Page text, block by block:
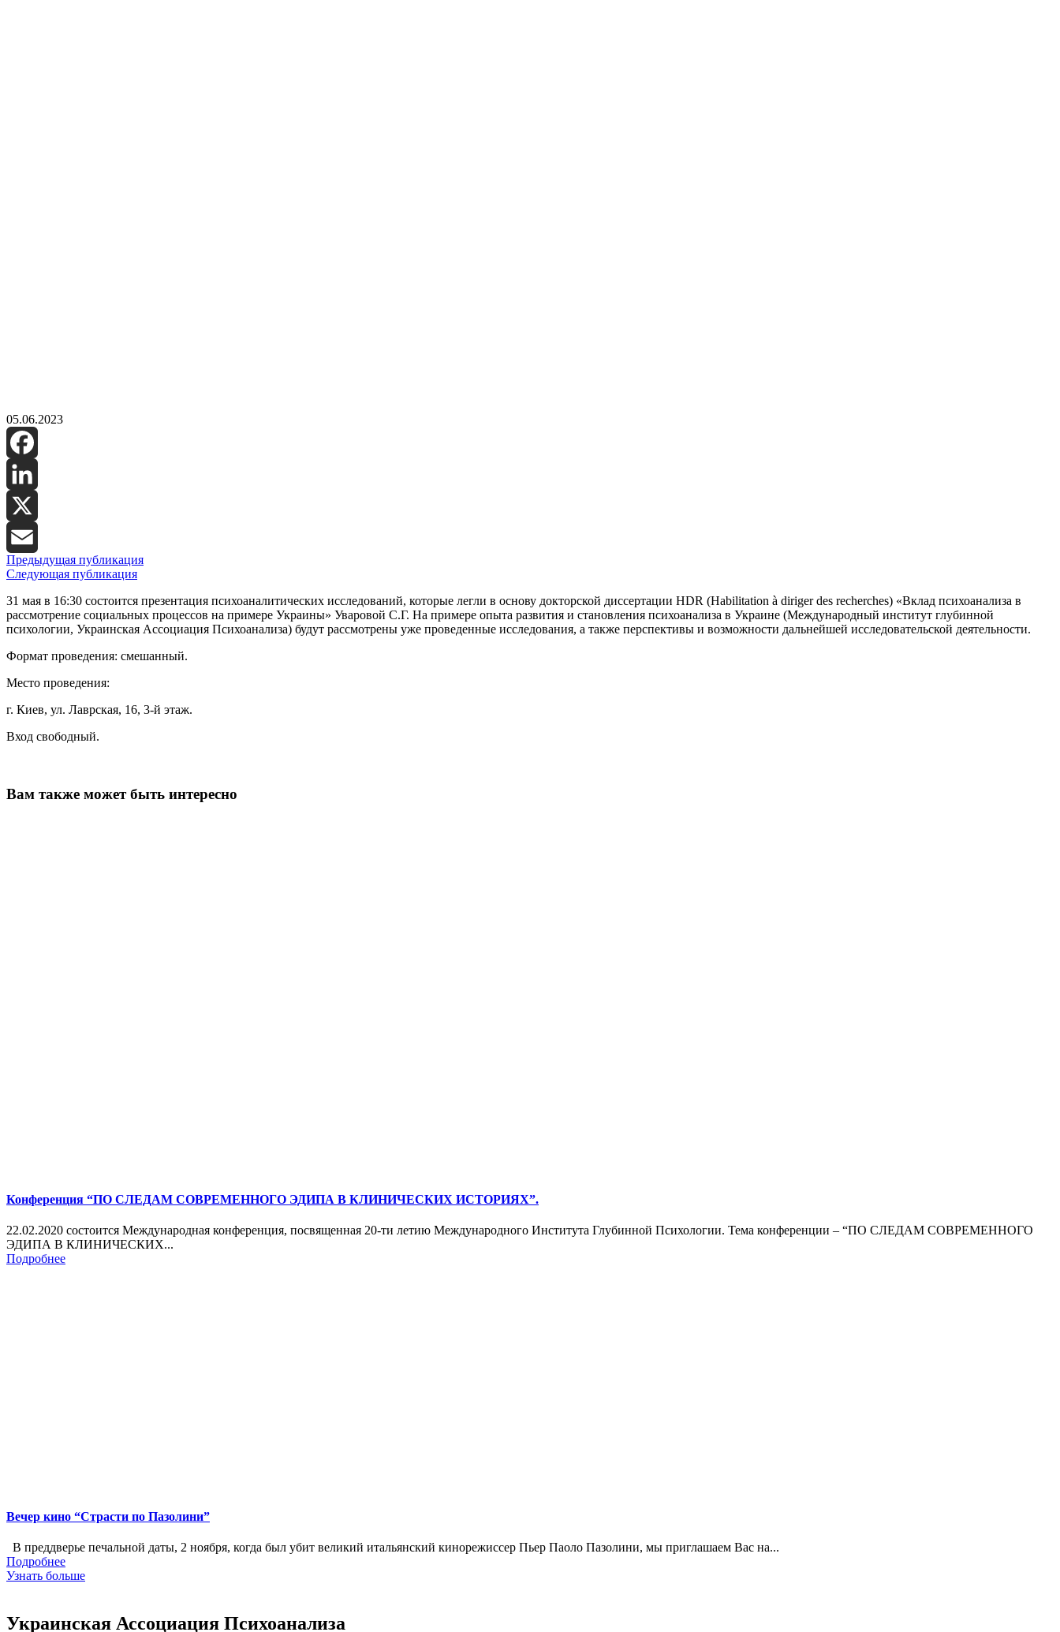
05.06.2023
Facebook
LinkedIn
X
Email
Предыдущая публикация
Следующая публикация
31 мая в 16:30 состоится презентация психоаналитических исследований, которые легли в основу докторской диссертации HDR (Habilitation à diriger des recherches) «Вклад психоанализа в
рассмотрение социальных процессов на примере Украины» Уваровой С.Г. На примере опыта развития и становления психоанализа в Украине (Международный институт глубинной
психологии, Украинская Ассоциация Психоанализа) будут рассмотрены уже проведенные исследования, а также перспективы и возможности дальнейшей исследовательской деятельности.
Формат проведения: смешанный.
Место проведения:
г. Киев, ул. Лаврская, 16, 3-й этаж.
Вход свободный.
Вам также может быть интересно
Конференция “ПО СЛЕДАМ СОВРЕМЕННОГО ЭДИПА В КЛИНИЧЕСКИХ ИСТОРИЯХ”.
22.02.2020 состоится Международная конференция, посвященная 20-ти летию Международного Института Глубинной Психологии. Тема конференции – “ПО СЛЕДАМ СОВРЕМЕННОГО
ЭДИПА В КЛИНИЧЕСКИХ...
Подробнее
Вечер кино “Страсти по Пазолини”
В преддверье печальной даты, 2 ноября, когда был убит великий итальянский кинорежиссер Пьер Паоло Пазолини, мы приглашаем Вас на...
Подробнее
Узнать больше
Украинская Ассоциация Психоанализа